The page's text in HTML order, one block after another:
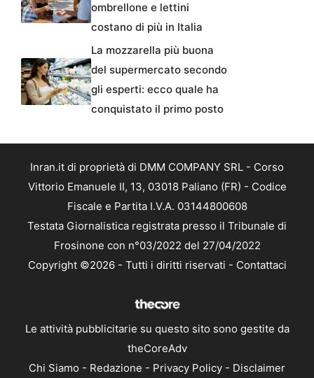
ombrellone e lettini
costano di più in Italia
La mozzarella più buona
del supermercato secondo
gli esperti: ecco quale ha
conquistato il primo posto
Inran.it di proprietà di DMM COMPANY SRL - Corso
Vittorio Emanuele II, 13, 03018 Paliano (FR) - Codice
Fiscale e Partita I.V.A. 03144800608
Testata Giornalistica registrata presso il Tribunale di
Frosinone con n°03/2022 del 27/04/2022
Copyright ©2026 - Tutti i diritti riservati - Contattaci
Le attività pubblicitarie su questo sito sono gestite da
theCoreAdv
Chi Siamo - Redazione - Privacy Policy - Disclaimer